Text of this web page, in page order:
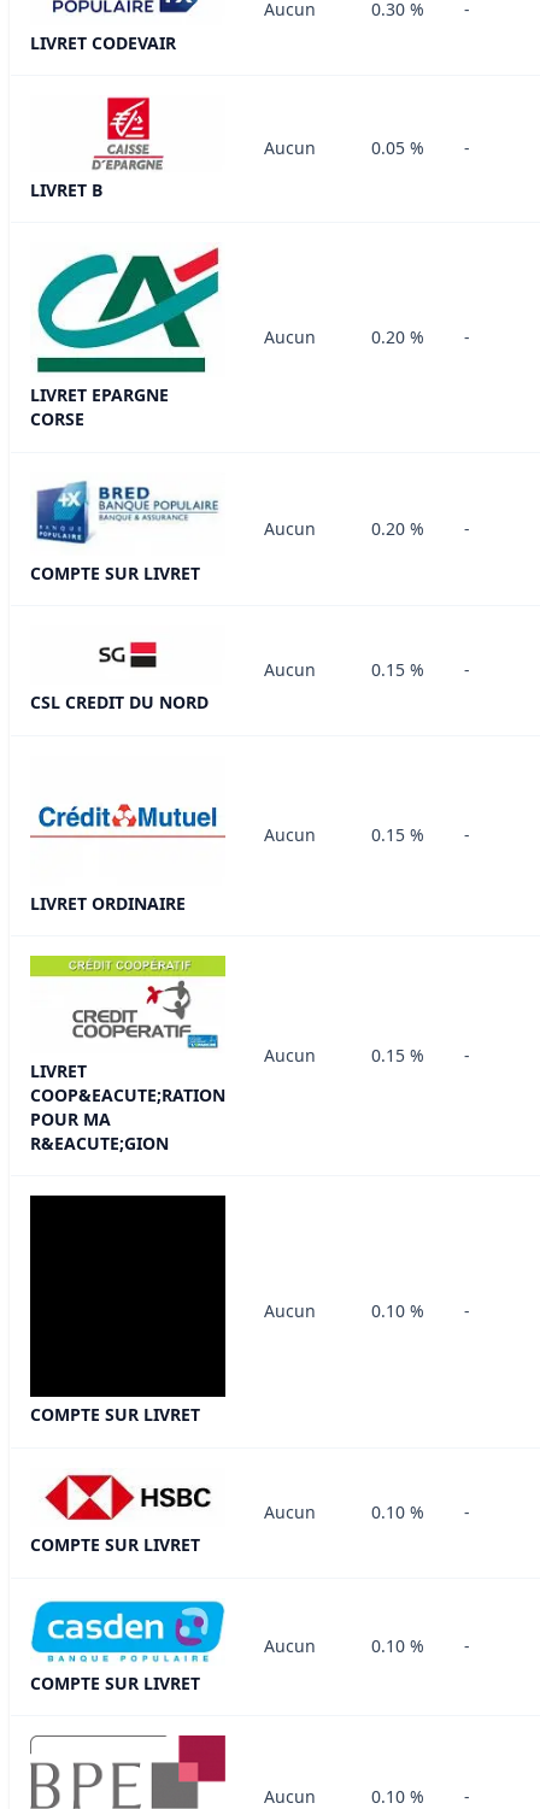
LIVRET CODEVAIR
Aucun 0.30 % -
LIVRET B
Aucun 0.05 % -
LIVRET EPARGNE
CORSE
Aucun 0.20 % -
COMPTE SUR LIVRET
Aucun 0.20 % -
CSL CREDIT DU NORD
Aucun 0.15 % -
LIVRET ORDINAIRE
Aucun 0.15 % -
LIVRET
COOP&EACUTE;RATION
POUR MA
R&EACUTE;GION
Aucun 0.15 % -
COMPTE SUR LIVRET
Aucun 0.10 % -
COMPTE SUR LIVRET
Aucun 0.10 % -
COMPTE SUR LIVRET
Aucun 0.10 % -
Aucun 0.10 % -